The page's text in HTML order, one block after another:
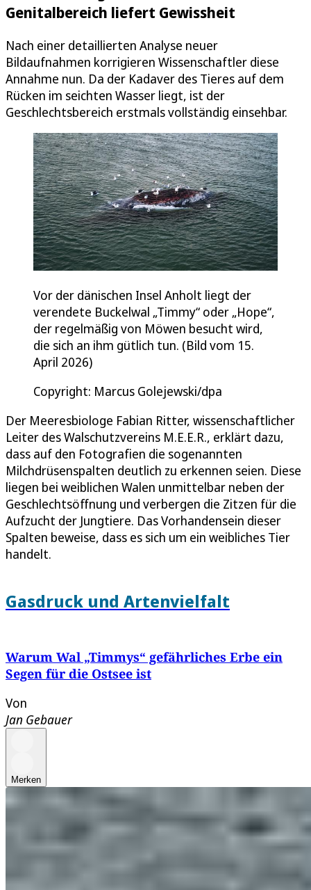
Genitalbereich liefert Gewissheit
Nach einer detaillierten Analyse neuer
Bildaufnahmen korrigieren Wissenschaftler diese
Annahme nun. Da der Kadaver des Tieres auf dem
Rücken im seichten Wasser liegt, ist der
Geschlechtsbereich erstmals vollständig einsehbar.
Vor der dänischen Insel Anholt liegt der
verendete Buckelwal „Timmy“ oder „Hope“,
der regelmäßig von Möwen besucht wird,
die sich an ihm gütlich tun. (Bild vom 15.
April 2026)
Copyright: Marcus Golejewski/dpa
Der Meeresbiologe Fabian Ritter, wissenschaftlicher
Leiter des Walschutzvereins M.E.E.R., erklärt dazu,
dass auf den Fotografien die sogenannten
Milchdrüsenspalten deutlich zu erkennen seien. Diese
liegen bei weiblichen Walen unmittelbar neben der
Geschlechtsöffnung und verbergen die Zitzen für die
Aufzucht der Jungtiere. Das Vorhandensein dieser
Spalten beweise, dass es sich um ein weibliches Tier
handelt.
Gasdruck und Artenvielfalt
Warum Wal „Timmys“ gefährliches Erbe ein
Segen für die Ostsee ist
Von
Jan Gebauer
Merken